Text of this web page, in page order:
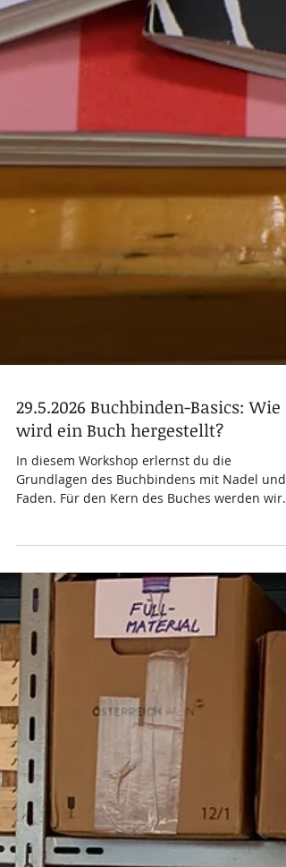
Grundlagen des Buchbindens mit Nadel und
Faden. Für den Kern des Buches werden wir
neues Papier verwenden und für den Einband
Recycling-Materialien wie Pappe, Stoff und
Papier. Wenn du selbst bestimmte Papiere,
Textilien oder Fotos verwenden möchtest,
dein Material mit und lass dich beraten, wie
diese in ein selbst gestaltetes Buch integriert
werden können. Workshop-Leitung: Katharina
Hammerle, www.willenswege.com Termin: Fr,
29.5.2026